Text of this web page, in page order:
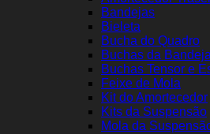
Bandejas
Bieleta
Bucha do Quadro
Buchas da Bandeja
Buchas Tensor e
Feixe de Mola
Kit do Amortecedor
Kits da Suspensão
Mola da